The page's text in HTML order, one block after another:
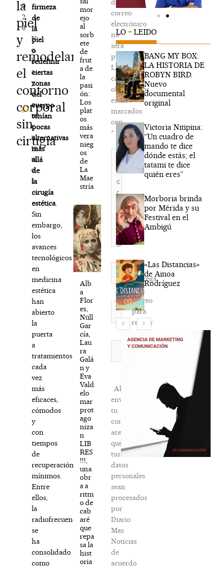
la
piel
y
remodelar
el
contorno
corporal
sin
cirugía
0
2
6
N
o
h
a
y
c
o
m
e
n
ta
ri
o
s
firmeza
de
la
piel
o
redefinir
ciertas
zonas
del
cuerpo
tenían
pocas
alternativas
más
allá
de
la
cirugía
estética.
Sin
embargo,
los
avances
tecnológicos
en
medicina
estética
han
abierto
la
puerta
a
tratamientos
cada
vez
más
eficaces,
cómodos
y
con
tiempos
de
recuperación
mínimos.
Entre
ellos,
la
radiofrecuencia
se
ha
consolidado
como
mor
ejo
al
sorb
ete
de
frut
a de
la
pasi
ón:
Los
plat
os
más
vera
nieg
os
de
La
Mae
stría
Alb
a
Flor
es,
Nüll
Gar
cía,
Lau
ra
Galá
n y
Eva
Vald
elo
mar
prot
ago
niza
n
LIB
RES
!!!,
una
obr
a a
ritm
o de
cab
aré
que
repa
sa la
hist
oria
de
correo
electrónico
no
será
publicada.
Los
campos
obligatorios
están
marcados
con
*
Escribe
aquí...
Nombre*
Correo
electrónico*
Agréga
mi
correo
para
recibir
la
newsletter
Al
enviar
tu
comentario,
aceptas
que
tus
datos
personales
sean
procesados
por
Diario
Mas
Noticias
de
acuerdo
LO + LEIDO
BANG MY BOX:
LA HISTORIA DE
ROBYN BIRD.
Nuevo
documental
original
Victoria Nitipina:
“Un cuadro de
mando te dice
dónde estás; el
tatami te dice
quién eres”
Morboria brinda
por Mérida y su
Festival en el
Ambigú
«Las Distancias»
de Ainoa
Rodríguez